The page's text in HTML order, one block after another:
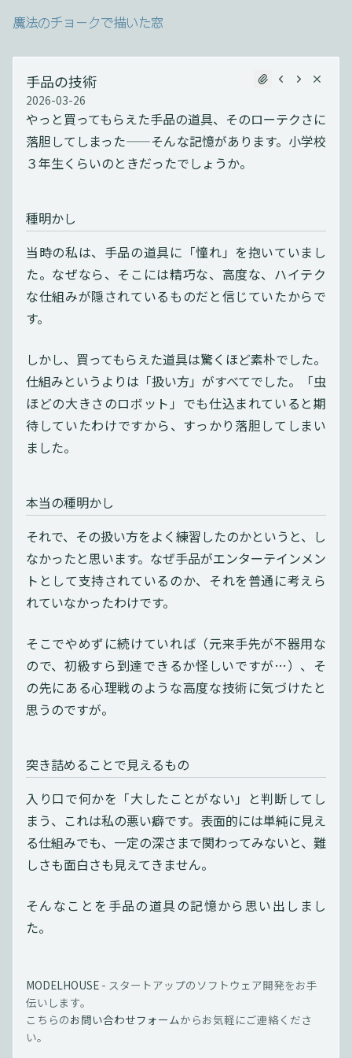
魔法のチョークで描いた窓
手品の技術
2026-03-26
やっと買ってもらえた手品の道具、そのローテクさに
落胆してしまった——そんな記憶があります。小学校
３年生くらいのときだったでしょうか。
種明かし
当時の私は、手品の道具に「憧れ」を抱いていまし
た。なぜなら、そこには精巧な、高度な、ハイテク
な仕組みが隠されているものだと信じていたからで
す。
しかし、買ってもらえた道具は驚くほど素朴でした。
仕組みというよりは「扱い方」がすべてでした。「虫
ほどの大きさのロボット」でも仕込まれていると期
待していたわけですから、すっかり落胆してしまい
ました。
本当の種明かし
それで、その扱い方をよく練習したのかというと、し
なかったと思います。なぜ手品がエンターテインメン
トとして支持されているのか、それを普通に考えら
れていなかったわけです。
そこでやめずに続けていれば（元来手先が不器用な
ので、初級すら到達できるか怪しいですが…）、そ
の先にある心理戦のような高度な技術に気づけたと
思うのですが。
突き詰めることで見えるもの
入り口で何かを「大したことがない」と判断してし
まう、これは私の悪い癖です。表面的には単純に見え
る仕組みでも、一定の深さまで関わってみないと、難
しさも面白さも見えてきません。
そんなことを手品の道具の記憶から思い出しまし
た。
MODELHOUSE - スタートアップのソフトウェア開発をお手
伝いします。
こちらのお問い合わせフォームからお気軽にご連絡くださ
い。